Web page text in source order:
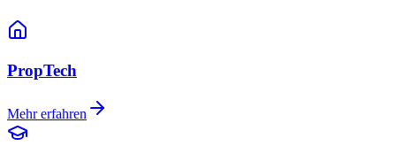
PropTech
Mehr erfahren